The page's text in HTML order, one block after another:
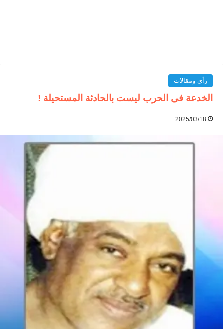
رأي ومقالات
الخدعة فی الحرب ليست بالحادثة المستحيلة !
2025/03/18